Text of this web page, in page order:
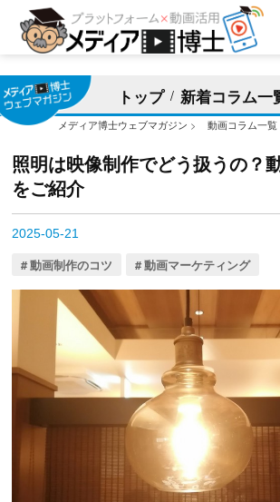
トップ 新着コラム一
メディア博士ウェブマガジン > 動画コラム一覧
照明は映像制作でどう扱うの？
をご紹介
2025-05-21
動画制作のコツ 動画マーケティング